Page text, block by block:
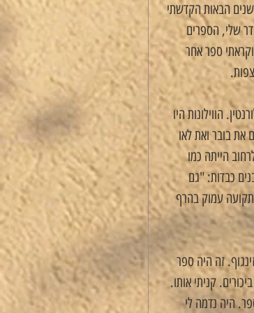
הבאות הקדשתי
שלי, הספרים
ספר אחר
הווילונות היו
את בובר ואת לאו
הייתה כמו
כבדות: "גם
תקועה עמוק בהרף
זה היה ספר
קניתי אותו.
היה נדמה לי